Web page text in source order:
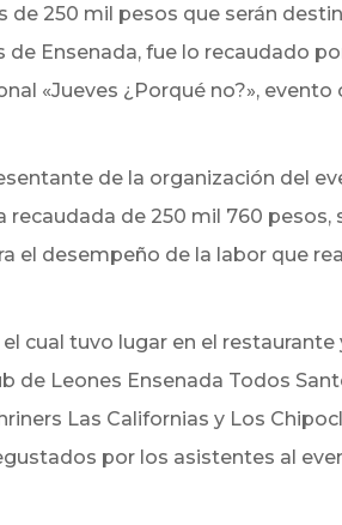
de 250 mil pesos que serán
Ensenada, fue lo recaudado
«Jueves ¿Porqué no?», evento
de la organización del
recaudada de 250 mil 760 pesos,
el desempeño de la labor que
el cual tuvo lugar en el restaurante
de Leones Ensenada Todos
Las Californias y Los
por los asistentes al